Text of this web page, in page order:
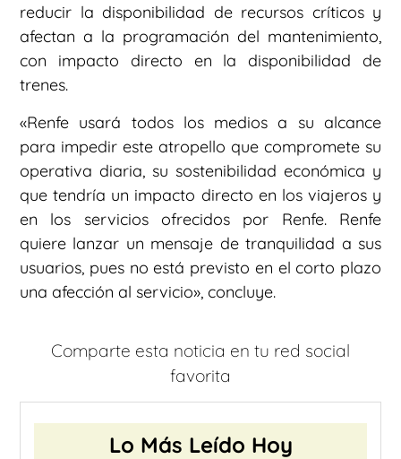
reducir la disponibilidad de recursos críticos y
afectan a la programación del mantenimiento,
con impacto directo en la disponibilidad de
trenes.
«Renfe usará todos los medios a su alcance
para impedir este atropello que compromete su
operativa diaria, su sostenibilidad económica y
que tendría un impacto directo en los viajeros y
en los servicios ofrecidos por Renfe. Renfe
quiere lanzar un mensaje de tranquilidad a sus
usuarios, pues no está previsto en el corto plazo
una afección al servicio», concluye.
Comparte esta noticia en tu red social
favorita
Lo Más Leído Hoy